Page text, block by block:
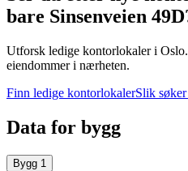
bare Sinsenveien 49D
Utforsk ledige kontorlokaler i Oslo.
eiendommer i nærheten.
Finn ledige kontorlokalerSlik
Data for bygg
Bygg 1